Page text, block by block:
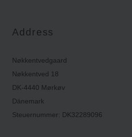
Address
Nøkkentvedgaard
Nøkkentved 18
DK-4440 Mørkøv
Dänemark
Steuernummer: DK32289096